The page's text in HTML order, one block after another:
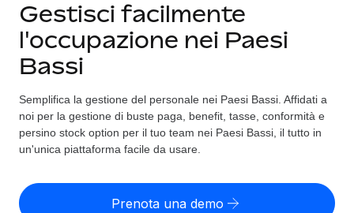
ASSUMI NEL MONDO
Global Payroll
Employer of Record
Espanditi con zero costi di entità locale
Soluzioni
Ricerca paesi
Trova i servizi di supporto all’impiego per ogni Paese
Confronta Remote
Tariffe
Italiano
English
Gestisci facilmente
l'occupazione nei Paesi
Bassi
Semplifica la gestione del personale nei Paesi Bassi. Affidati a
noi per la gestione di buste paga, benefit, tasse, conformità e
persino stock option per il tuo team nei Paesi Bassi, il tutto in
un'unica piattaforma facile da usare.
Prenota una demo